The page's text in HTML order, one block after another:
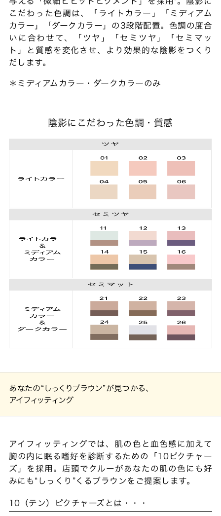
こだわった色調は、「ライトカラー」「ミディアム
カラー」「ダークカラー」の3段階配置。色調の度合
いに合わせて、「ツヤ」「セミツヤ」「セミマッ
ト」と質感を変化させ、より効果的な陰影をつくり
だします。
＊ミディアムカラー・ダークカラーのみ
陰影にこだわった色調・質感
あなたの“しっくりブラウン”が見つかる、
アイフィッティング
アイフィッティングでは、肌の色と血色感に加えて
胸の内に眠る嗜好を診断するための「10ピクチャー
ズ」を採用。店頭でクルーがあなたの肌の色にも好
みにも“しっくり”くるブラウンをご提案します。
10（テン）ピクチャーズとは・・・